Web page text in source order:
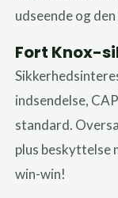
udseende og
Fort Knox-
indsendelse,
standard.
plus beskyttelse
win-win!